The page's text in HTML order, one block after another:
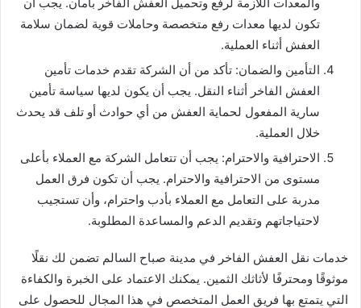
تكون لديها معدات رفع متخصصة وحاملات قوية لضمان سلامة
العفش أثناء العملية.
التأمين والضمان: تأكد من أن الشركة تقدم خدمات تأمين
العفش الفاخر أثناء النقل. يجب أن يكون لديها سياسة تأمين
سارية المفعول لحماية العفش من أي حوادث أو تلف قد يحدث
خلال العملية.
الاحترافية والاحترام: يجب أن تتعامل الشركة مع العملاء بأعلى
مستوى من الاحترافية والاحترام. يجب أن تكون فرق العمل
مدربة على التعامل مع العملاء بأدب واحترام، وأن تستجيب
لاحتياجاتهم وتقديم الدعم والمساعدة المطلوبة.
خدمات نقل العفش الفاخر في مدينة صباح السالم تضمن لك نقلًا
موثوقًا ومحترفًا لأثاثك الثمين. يمكنك الاعتماد على الخبرة والكفاءة
التي يتمتع بها فريق العمل المتخصص في هذا المجال للحصول على